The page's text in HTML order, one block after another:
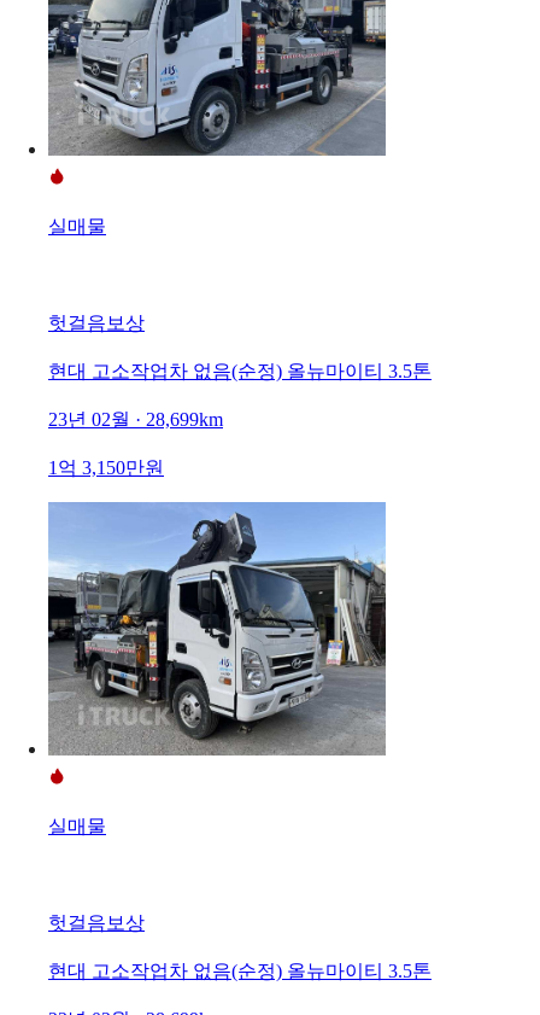
실매물
헛걸음보상
현대 고소작업차 없음(순정) 올뉴마이티 3.5톤
23년 02월 · 28,699km
1억 3,150만원
실매물
헛걸음보상
현대 고소작업차 없음(순정) 올뉴마이티 3.5톤